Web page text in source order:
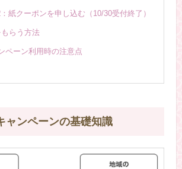
紙クーポンを申し込む（10/30受付終了）
らう方法
ペーン利用時の注意点
ャンペーンの基礎知識